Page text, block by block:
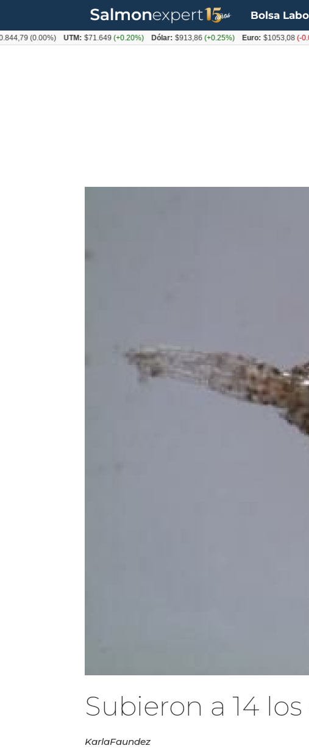
Bolsa
Subieron a 14
KarlaFaundez
(0.00%) UTM: $71.649(+0.20%) Dólar: $913,86(+0.25%) Euro: $1053,08(-0.03%)